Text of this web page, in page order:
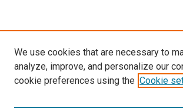
We use cookies that are necessary to
analyze, improve, and personalize our
cookie preferences using the Cookie